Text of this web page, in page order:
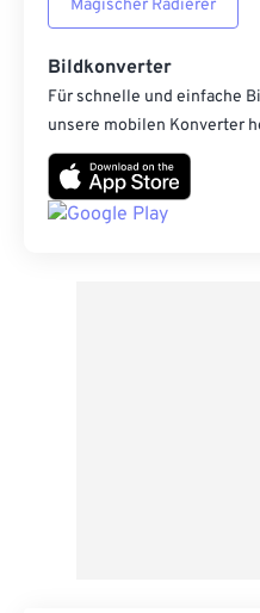
Magischer Radierer
Bildkonverter
Für schnelle und einfache
unsere mobilen Konverter